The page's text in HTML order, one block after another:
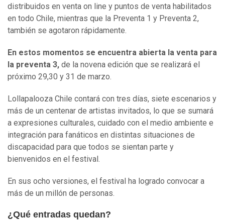
distribuidos en venta on line y puntos de venta habilitados
en todo Chile, mientras que la Preventa 1 y Preventa 2,
también se agotaron rápidamente.
En estos momentos se encuentra abierta la venta para
la preventa 3, de la novena edición que se realizará el
próximo 29,30 y 31 de marzo.
Lollapalooza Chile contará con tres días, siete escenarios y
más de un centenar de artistas invitados, lo que se sumará
a expresiones culturales, cuidado con el medio ambiente e
integración para fanáticos en distintas situaciones de
discapacidad para que todos se sientan parte y
bienvenidos en el festival.
En sus ocho versiones, el festival ha logrado convocar a
más de un millón de personas.
¿Qué entradas quedan?